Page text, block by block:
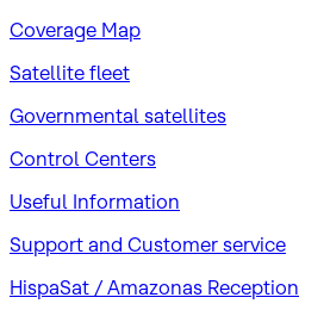
Coverage Map
Satellite fleet
Governmental satellites
Control Centers
Useful Information
Support and Customer service
HispaSat / Amazonas Reception